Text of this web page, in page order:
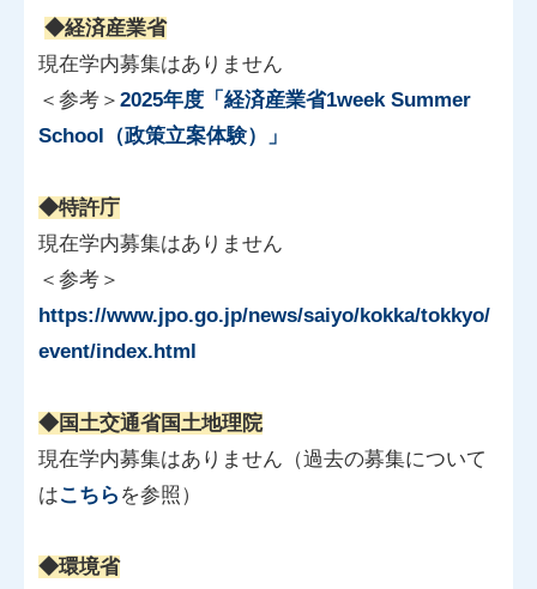
◆経済産業省
現在学内募集はありません
＜参考＞ 2025年度「経済産業省1week Summer
School（政策立案体験）」
◆特許庁
現在学内募集はありません
＜参考＞
https://www.jpo.go.jp/news/saiyo/kokka/tokkyo/
event/index.html
◆国土交通省国土地理院
現在学内募集はありません（過去の募集について
はこちら を参照）
◆環境省